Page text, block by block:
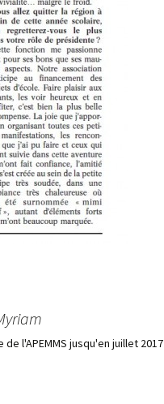
l'APEMMS jusqu'en juillet 2017